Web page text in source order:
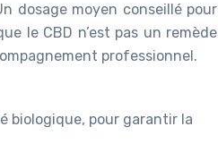
dosage moyen conseillé pour
le CBD n’est pas un remède
professionnel.
biologique, pour garantir la